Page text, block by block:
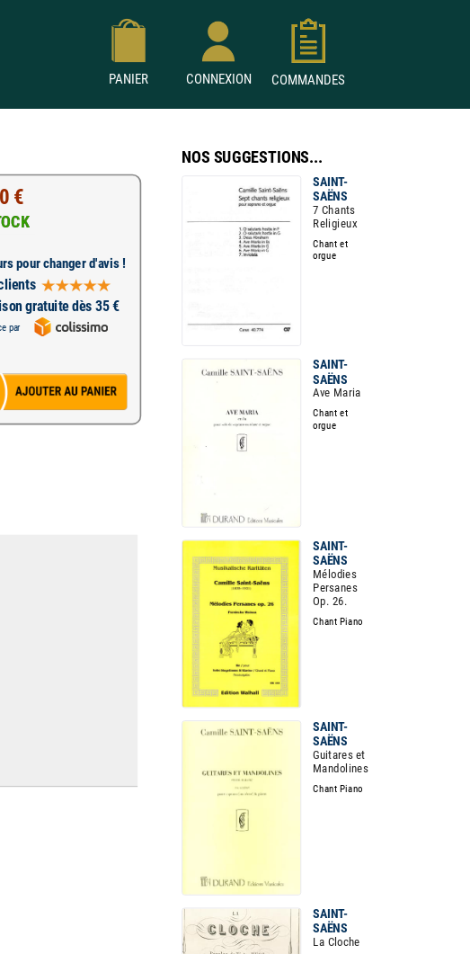
PANIER CONNEXION COMMANDES
€
pour changer d'avis !
gratuite dès 35 €
par
NOS SUGGESTIONS...
SAINT-
SAËNS
7 Chants
Religieux
Chant et
orgue
SAINT-
SAËNS
Ave Maria
Chant et
orgue
SAINT-
SAËNS
Mélodies
Persanes
Op. 26.
Chant Piano
SAINT-
SAËNS
Guitares et
Mandolines
Chant Piano
SAINT-
SAËNS
La Cloche